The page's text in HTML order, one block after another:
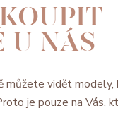
U NÁS
můžete vidět
je pouze na Vás,